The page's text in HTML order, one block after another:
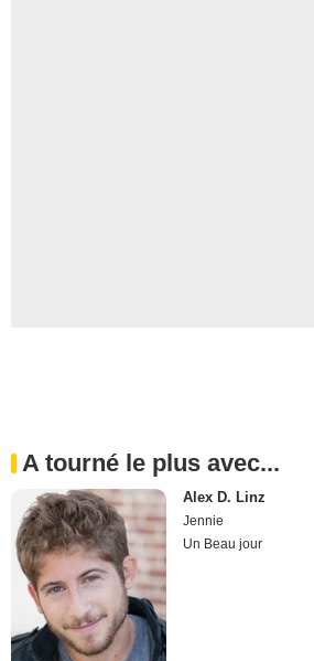
A tourné le plus avec...
Alex D. Linz
Jennie
Un Beau jour